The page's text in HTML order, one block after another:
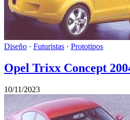
Diseño · Futuristas · Prototipos
Opel Trixx Concept
10/11/2023